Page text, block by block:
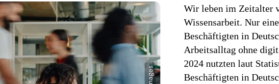
Wir leben im Zeitalter
Wissensarbeit. Nur
Beschäftigten in
Arbeitsalltag ohne
2024 nutzten laut
Beschäftigten in